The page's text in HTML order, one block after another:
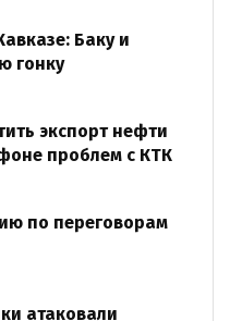
Баку и
гонку
экспорт нефти
проблем с КТК
по переговорам
атаковали